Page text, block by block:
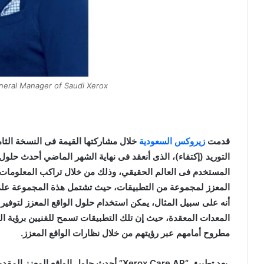
Manager of Saudi Xerox.
قدمت زيروكس السعودية خلال مشاركتها القيمة فى النسخة
التوريد (إكتفاء)، الذى أنعقد فى نهاية الشهر الماضي أحدث
المستخدم فى العالم الحقيقي، وذلك من خلال تراكب
المعزز لمجموعة من التطبيقات، حيث تشتمل هذة المجموعة
أنه على سبيل المثال، يمكن استخدام حلول الواقع المعزز
المعدات المعقدة، حيث إن تلك التطبيقات تسمح للفنيين
مطروح أمامهم عبر رؤيتهم من خلال نظارات الواقع المعزز.